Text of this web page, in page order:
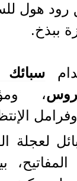
رود هول
ببذخ.
سبائك
،
لعجلة